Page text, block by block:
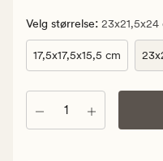
399,90
kr
Velg størrelse: 23x21,5x24
17,5x17,5x15,5 cm
Antall